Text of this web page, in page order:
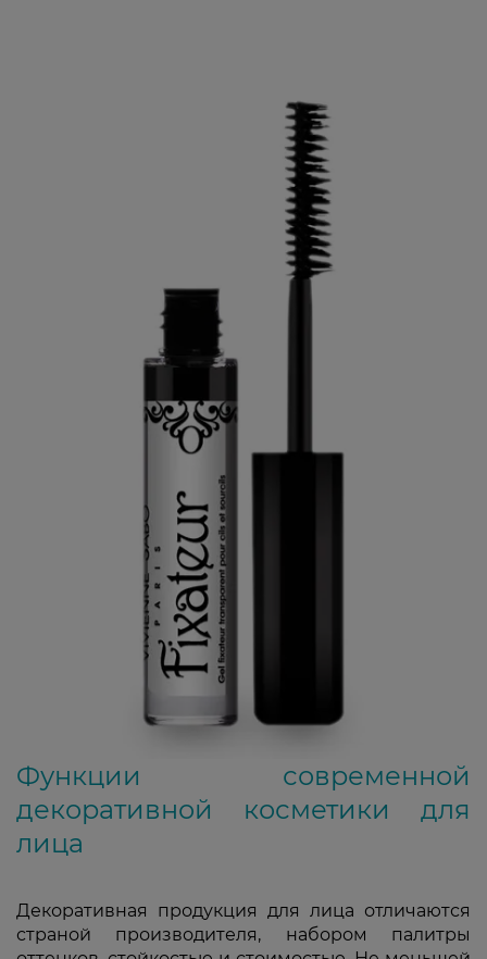
Функции современной
декоративной косметики для
лица
Декоративная продукция для лица отличаются
страной производителя, набором палитры